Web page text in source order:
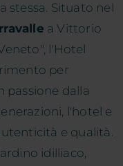
stessa. Situato nel
a Vittorio
l'Hotel
per
passione dalla
l'hotel e
e qualità.
idilliaco,